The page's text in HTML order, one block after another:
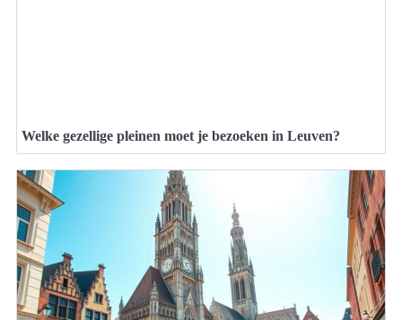
Welke gezellige pleinen moet je bezoeken in Leuven?